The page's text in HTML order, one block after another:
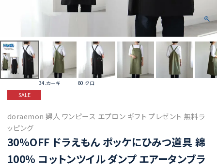
34.カーキ 60.クロ
SALE
doraemon 婦人 ワンピース エプロン ギフト プレゼント 無料ラ
ッピング
30%OFF ドラえもん ポッケにひみつ道具 綿
100％ コットンツイル ダンプ エアータンブラ